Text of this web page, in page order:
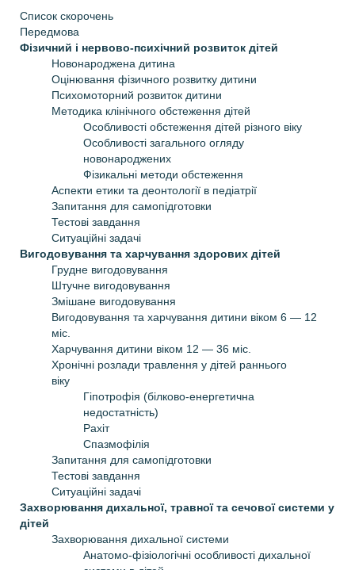
Список скорочень
Передмова
Фізичний і нервово-психічний розвиток дітей
Новонароджена дитина
Оцінювання фізичного розвитку дитини
Психомоторний розвиток дитини
Методика клінічного обстеження дітей
Особливості обстеження дітей різного віку
Особливості загального огляду
новонароджених
Фізикальні методи обстеження
Аспекти етики та деонтології в педіатрії
Запитання для самопідготовки
Тестові завдання
Ситуаційні задачі
Вигодовування та харчування здорових дітей
Грудне вигодовування
Штучне вигодовування
Змішане вигодовування
Вигодовування та харчування дитини віком 6 — 12
міс.
Харчування дитини віком 12 — 36 міс.
Хронічні розлади травлення у дітей раннього
віку
Гіпотрофія (білково-енергетична
недостатність)
Рахіт
Спазмофілія
Запитання для самопідготовки
Тестові завдання
Ситуаційні задачі
Захворювання дихальної, травної та сечової системи у
дітей
Захворювання дихальної системи
Анатомо-фізіологічні особливості дихальної